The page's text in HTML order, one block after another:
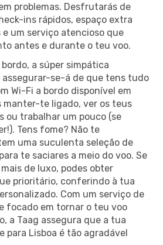
problemas. Desfrutarás de
ins rápidos, espaço extra
e um serviço atencioso que
antes e durante o teu voo.
a súper simpática
se-á de que tens tudo
Wi-Fi a bordo disponível em
manter-te ligado, ver os teus
ou trabalhar um pouco (se
Tens fome? Não te
uma suculenta seleção de
te saciares a meio do voo. Se
de luxo, podes obter
prioritário, conferindo à tua
Com um serviço de
focado em tornar o teu voo
a Taag assegura que a tua
para Lisboa é tão agradável